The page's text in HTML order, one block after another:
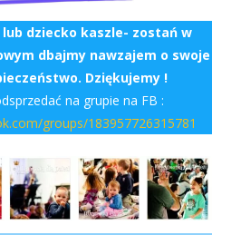
lub dziecko kaszle- zostań w
dbajmy nawzajem o swoje
Dziękujemy !
na grupie na FB :
groups/183957726315781